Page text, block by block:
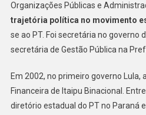
Organizações Públicas e
trajetória política no movimento
se ao PT. Foi secretária no governo
secretária de Gestão Pública na
Em 2002, no primeiro governo Lula,
Financeira de Itaipu Binacional.
diretório estadual do PT no Paraná